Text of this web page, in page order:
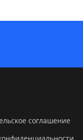
соглашение